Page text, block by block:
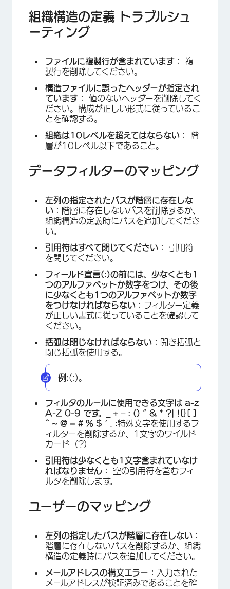
組織構造の定義 トラブルシュ
ーティング
ファイルに複製行が含まれています： 複
製行を削除してください。
構造ファイルに誤ったヘッダーが指定され
ています： 値のないヘッダーを削除してく
ださい。構成が正しい形式に従っているこ
とを確認する。
組織は10レベルを超えてはならない：
階
層が10レベル以下であること。
データフィルターのマッピング
左列の指定されたパスが階層に存在しな
い： 階層に存在しないパスを削除するか、
組織構造の定義時にパスを追加してくださ
い。
引用符はすべて閉じてください： 引用符
を閉じてください。
フィールド宣言(:)の前には、少なくとも1
つのアルファベットか数字をつけ、その後
に少なくとも1つのアルファベットか数字
をつけなければならない： フィルター定義
が正しい書式に従っていることを確認して
ください。
括弧は閉じなければならない： 開き括弧と
閉じ括弧を使用する。
例:(:)。
フィルタのルールに使用できる文字は a-z
A-Z 0-9 です。_ + – : () ” & * ?| !{}[ ]
^ ~ @ = # % $ ‘ . :特殊文字を使用するフ
ィルターを削除するか、1文字のワイルド
カード（?）
引用符は少なくとも1文字含まれていなけ
ればなりません： 空の引用符を含むフィ
ルタを削除します。
ユーザーのマッピング
左列の指定したパスが階層に存在しない：
階層に存在しないパスを削除するか、組織
構造の定義時にパスを追加してください。
メールアドレスの構文エラー：
入力された
メールアドレスが検証済みであることを確